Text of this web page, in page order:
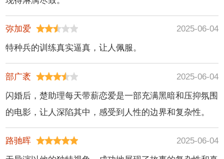
弥加爱
2025-06-04
特种兵的训练真实逼真，让人佩服。
部广袤
2025-06-04
闪婚后，楚助理每天带薪恋爱是一部充满黑暗和压抑氛围
的电影，让人深陷其中，感受到人性的边界和复杂性。
路驰晖
2025-06-04